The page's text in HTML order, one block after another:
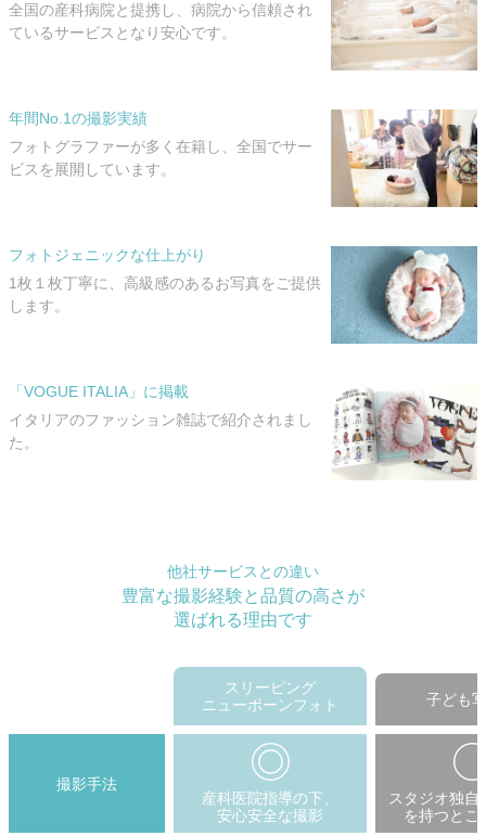
全国の産科病院と提携し、病院から信頼され
ているサービスとなり安心です。
年間No.1の撮影実績
フォトグラファーが多く在籍し、全国でサー
ビスを展開しています。
フォトジェニックな仕上がり
1枚１枚丁寧に、高級感のあるお写真をご提供
します。
「VOGUE ITALIA」に掲載
イタリアのファッション雑誌で紹介されまし
た。
他社サービスとの違い
豊富な撮影経験と品質の高さが
選ばれる理由です
スリーピング
ニューボーンフォト
子ども
撮影手法
産科医院指導の下、
安心安全な撮影
スタジオ独自
を持つとこ